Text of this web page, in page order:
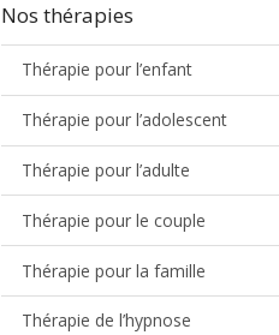
Nos thérapies
Thérapie pour l’enfant
Thérapie pour l’adolescent
Thérapie pour l’adulte
Thérapie pour le couple
Thérapie pour la famille
Thérapie de l’hypnose